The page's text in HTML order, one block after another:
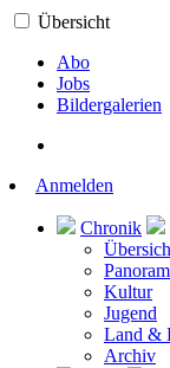
Übersicht
Abo
Jobs
Bildergalerien
Anmelden
Chronik
Kultur
Jugend
Land &
Archiv